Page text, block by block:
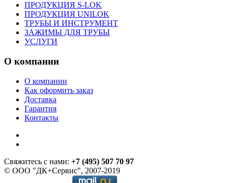
ПРОДУКЦИЯ S-LOK
ПРОДУКЦИЯ UNILOK
ТРУБЫ И ИНСТРУМЕНТ
ЗАЖИМЫ ДЛЯ ТРУБЫ
УСЛУГИ
О компании
О компании
Как оформить заказ
Доставка
Гарантия
Контакты
Свяжитесь с нами: +7 (495) 507 70 97
© ООО "ДК+Сервис", 2007-2019